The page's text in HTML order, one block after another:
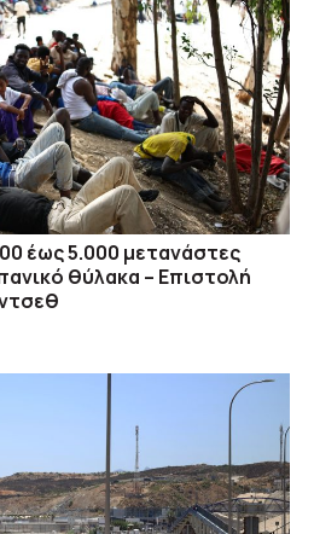
έως 5.000 μετανάστες
θύλακα – Επιστολή